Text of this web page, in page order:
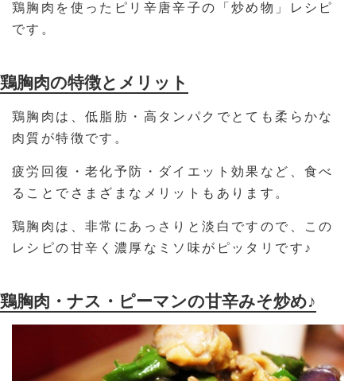
鶏胸肉を使ったピリ辛唐辛子の「炒め物」レシピ
です。
鶏胸肉の特徴とメリット
鶏胸肉は、低脂肪・高タンパクでとても柔らかな
肉質が特徴です。
疲労回復・老化予防・ダイエット効果など、食べ
ることでさまざまなメリットもあります。
鶏胸肉は、非常にあっさりと淡白ですので、この
レシピの甘辛く濃厚なミソ味がピッタリです♪
鶏胸肉・ナス・ピーマンの甘辛みそ炒め♪